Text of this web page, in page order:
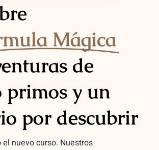
Mágica
de
primos y un
por descubrir
nuevo curso. Nuestros